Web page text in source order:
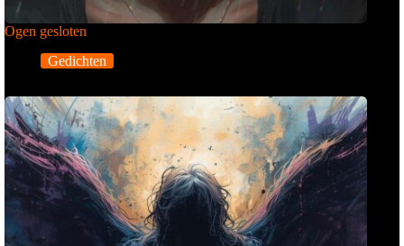
Ogen gesloten
Gedichten